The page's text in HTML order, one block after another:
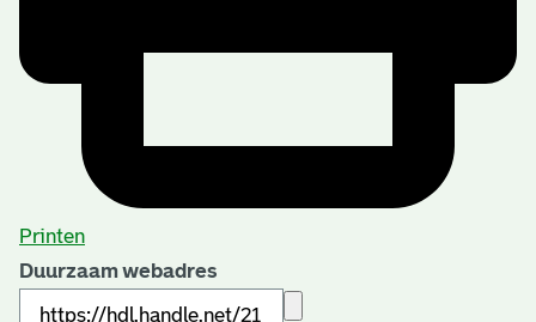
Printen
Duurzaam webadres